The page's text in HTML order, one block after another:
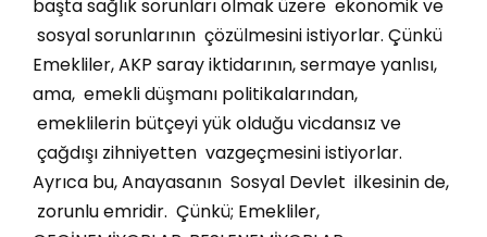
başta sağlık sorunları olmak üzere ekonomik ve
sosyal sorunlarının çözülmesini istiyorlar. Çünkü
Emekliler, AKP saray iktidarının, sermaye yanlısı,
ama, emekli düşmanı politikalarından,
emeklilerin bütçeyi yük olduğu vicdansız ve
çağdışı zihniyetten vazgeçmesini istiyorlar.
Ayrıca bu, Anayasanın Sosyal Devlet ilkesinin de,
zorunlu emridir. Çünkü; Emekliler,